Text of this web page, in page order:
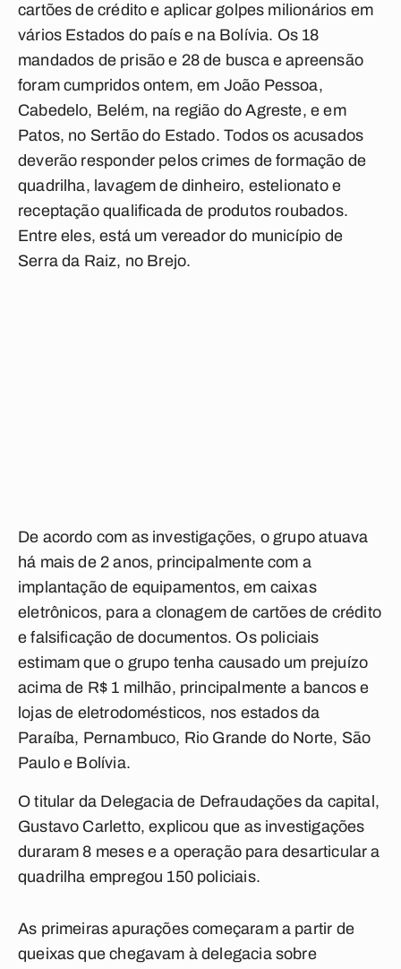
cartões de crédito e aplicar golpes milionários em
vários Estados do país e na Bolívia. Os 18
mandados de prisão e 28 de busca e apreensão
foram cumpridos ontem, em João Pessoa,
Cabedelo, Belém, na região do Agreste, e em
Patos, no Sertão do Estado. Todos os acusados
deverão responder pelos crimes de formação de
quadrilha, lavagem de dinheiro, estelionato e
receptação qualificada de produtos roubados.
Entre eles, está um vereador do município de
Serra da Raiz, no Brejo.
De acordo com as investigações, o grupo atuava
há mais de 2 anos, principalmente com a
implantação de equipamentos, em caixas
eletrônicos, para a clonagem de cartões de crédito
e falsificação de documentos. Os policiais
estimam que o grupo tenha causado um prejuízo
acima de R$ 1 milhão, principalmente a bancos e
lojas de eletrodomésticos, nos estados da
Paraíba, Pernambuco, Rio Grande do Norte, São
Paulo e Bolívia.
O titular da Delegacia de Defraudações da capital,
Gustavo Carletto, explicou que as investigações
duraram 8 meses e a operação para desarticular a
quadrilha empregou 150 policiais.
As primeiras apurações começaram a partir de
queixas que chegavam à delegacia sobre